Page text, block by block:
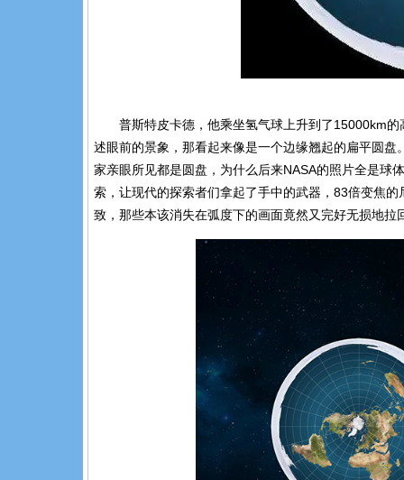
普斯特皮卡德，他乘坐氢气球上升到了15000km的
述眼前的景象，那看起来像是一个边缘翘起的扁平圆
家亲眼所见都是圆盘，为什么后来NASA的照片全是球
索，让现代的探索者们拿起了手中的武器， 83倍变焦的
致，那些本该消失在弧度下的画面竟然又完好无损地拉